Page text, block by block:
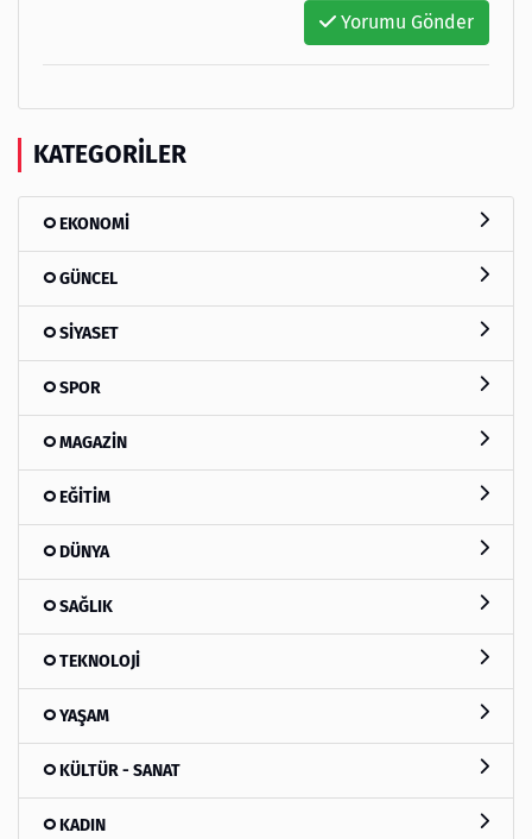
Yorumu Gönder
KATEGORILER
EKONOMİ
GÜNCEL
SİYASET
SPOR
MAGAZİN
EĞİTİM
DÜNYA
SAĞLIK
TEKNOLOJİ
YAŞAM
KÜLTÜR - SANAT
KADIN